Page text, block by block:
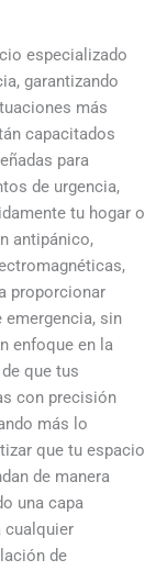
especializado
garantizando
más
capacitados
para
de urgencia,
tu hogar o
antipánico,
proporcionar
sin
enfoque en la
que tus
con precisión
más lo
que tu espacio
de manera
una capa
cualquier
de